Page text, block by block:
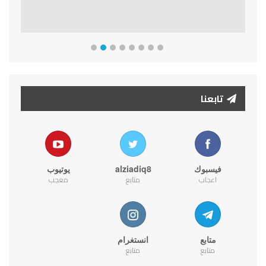
تابعنا
فيسبوك
اعجاب
alziadiq8
متابع
يوتيوب
معجب
متابع
متابع
انستغرام
متابع